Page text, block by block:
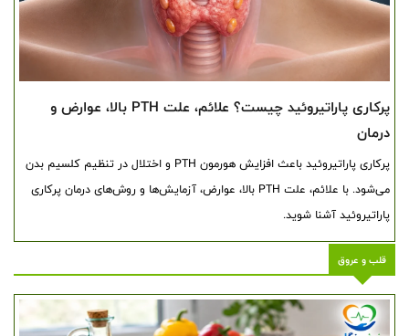
پرکاری پاراتیروئید چیست؟ علائم، علت PTH بالا، عوارض و
درمان
پرکاری پاراتیروئید باعث افزایش هورمون PTH و اختلال در تنظیم کلسیم بدن
می‌شود. با علائم، علت PTH بالا، عوارض، آزمایش‌ها و روش‌های درمان پرکاری
پاراتیروئید آشنا شوید.
قلب و عروق